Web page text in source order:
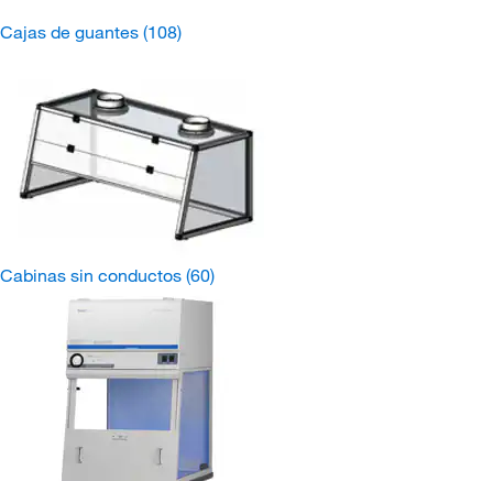
Cajas de guantes (108)
Cabinas sin conductos (60)